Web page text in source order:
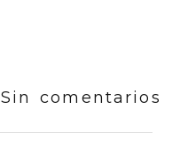
Sin comentarios